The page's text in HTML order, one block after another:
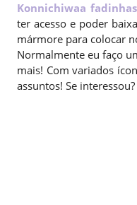
Konnichiwaa
ter acesso e poder
mármore para colocar
Normalmente eu faço
mais! Com variados
assuntos! Se interessou?